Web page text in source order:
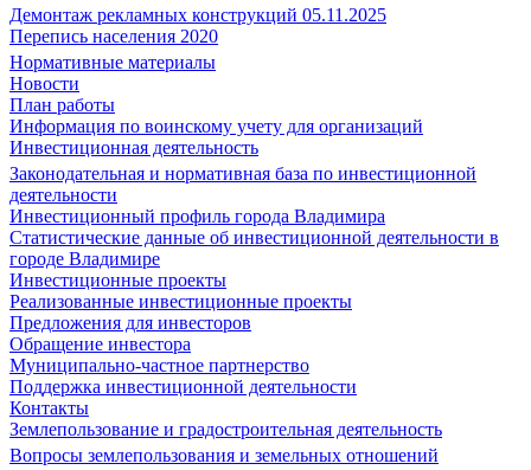
Демонтаж рекламных конструкций 05.11.2025
Перепись населения 2020
Нормативные материалы
Новости
План работы
Информация по воинскому учету для организаций
Инвестиционная деятельность
Законодательная и нормативная база по инвестиционной
деятельности
Инвестиционный профиль города Владимира
Статистические данные об инвестиционной деятельности в
городе Владимире
Инвестиционные проекты
Реализованные инвестиционные проекты
Предложения для инвесторов
Обращение инвестора
Муниципально-частное партнерство
Поддержка инвестиционной деятельности
Контакты
Землепользование и градостроительная деятельность
Вопросы землепользования и земельных отношений